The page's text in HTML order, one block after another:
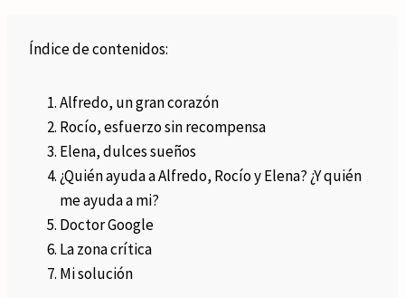
Índice de contenidos:
Alfredo, un gran corazón
Rocío, esfuerzo sin recompensa
Elena, dulces sueños
¿Quién ayuda a Alfredo, Rocío y Elena? ¿Y quién
me ayuda a mi?
Doctor Google
La zona crítica
Mi solución